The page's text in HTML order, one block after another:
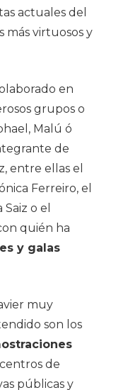
actuales del
más virtuosos y
en
grupos o
Malú ó
de
entre ellas el
Ferreiro, el
o el
quién ha
y galas
muy
son los
de
públicas y